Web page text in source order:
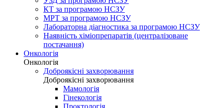
КТ за програмою НСЗУ
МРТ за програмою НСЗУ
Лабораторна діагностика за програмою НСЗУ
Наявність хіміопрепаратів (централізоване
постачання)
Онкологія
Онкологія
Доброякісні захворювання
Доброякісні захворювання
Мамологія
Гінекологія
Проктологія